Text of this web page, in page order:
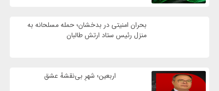
بحران امنیتی در بدخشان؛ حمله مسلحانه به
منزل رئیس ستاد ارتش طالبان
اربعین؛ شهرِ بی‌نقشهٔ عشق